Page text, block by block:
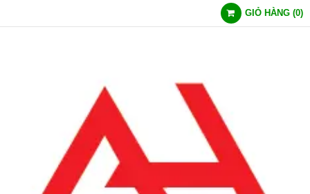
GIỎ HÀNG (0)